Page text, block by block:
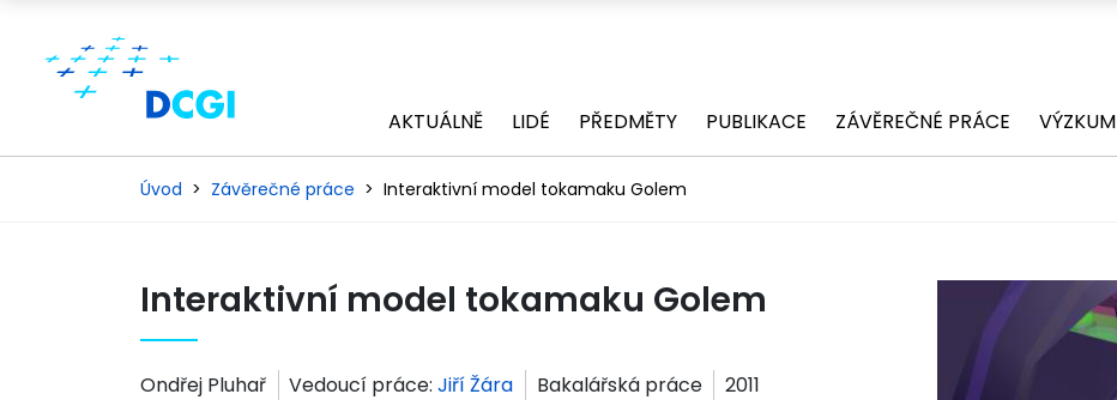
AKTUÁLNĚ LIDÉ PŘEDMĚTY PUBLIKACE ZÁVĚREČNÉ PRÁCE VÝZKUM
Úvod Závěrečné práce Interaktivní model tokamaku Golem
Interaktivní model tokamaku Golem
Ondřej Pluhař Vedoucí práce: Jiří Žára Bakalářská práce 2011